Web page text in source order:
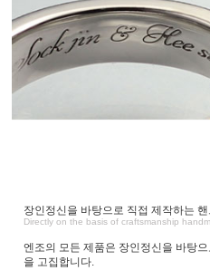
장인정신을 바탕으로 직접 제작하는
Directly on the basis of craftsmanship
엔조의 모든 제품은 장인정신을 바탕
을 고집합니다.